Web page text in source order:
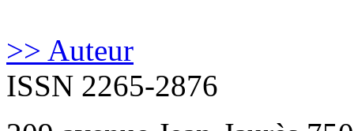
>> Auteur
ISSN 2265-2876